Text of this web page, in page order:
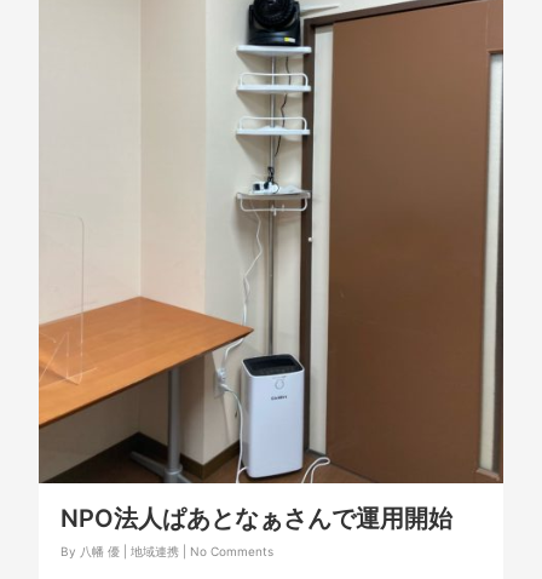
NPO法人ぱあとなぁさんで運用開始
By 八幡 優 地域連携 No Comments